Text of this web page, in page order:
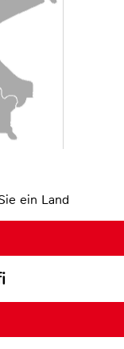
ein Land